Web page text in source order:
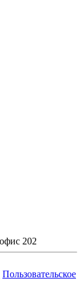
202
Пользовательское